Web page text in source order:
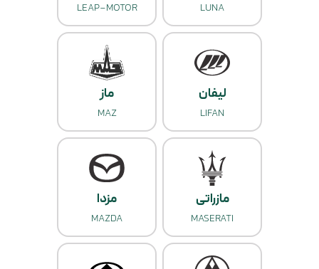
LUNA
LEAP-MOTOR
لیفان
LIFAN
ماز
MAZ
مازراتی
MASERATI
مزدا
MAZDA